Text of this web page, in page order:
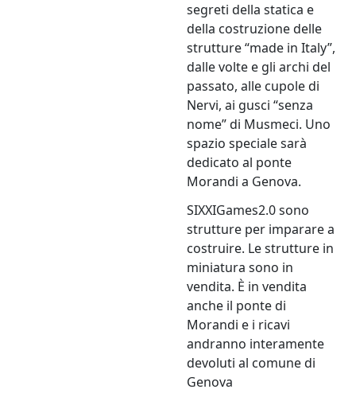
segreti della statica e
della costruzione delle
strutture “made in Italy”,
dalle volte e gli archi del
passato, alle cupole di
Nervi, ai gusci “senza
nome” di Musmeci. Uno
spazio speciale sarà
dedicato al ponte
Morandi a Genova.
SIXXIGames2.0 sono
strutture per imparare a
costruire. Le strutture in
miniatura sono in
vendita. È in vendita
anche il ponte di
Morandi e i ricavi
andranno interamente
devoluti al comune di
Genova